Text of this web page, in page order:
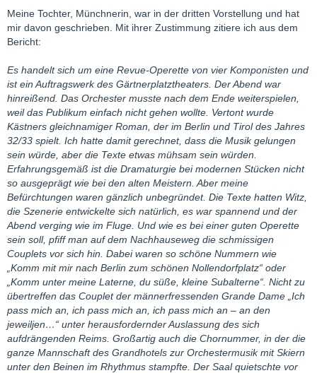
Meine Tochter, Münchnerin, war in der dritten Vorstellung und hat
mir davon geschrieben. Mit ihrer Zustimmung zitiere ich aus dem
Bericht:
Es handelt sich um eine Revue-Operette von vier Komponisten und
ist ein Auftragswerk des Gärtnerplatztheaters. Der Abend war
hinreißend. Das Orchester musste nach dem Ende weiterspielen,
weil das Publikum einfach nicht gehen wollte. Vertont wurde
Kästners gleichnamiger Roman, der im Berlin und Tirol des Jahres
32/33 spielt. Ich hatte damit gerechnet, dass die Musik gelungen
sein würde, aber die Texte etwas mühsam sein würden.
Erfahrungsgemäß ist die Dramaturgie bei modernen Stücken nicht
so ausgeprägt wie bei den alten Meistern. Aber meine
Befürchtungen waren gänzlich unbegründet. Die Texte hatten Witz,
die Szenerie entwickelte sich natürlich, es war spannend und der
Abend verging wie im Fluge. Und wie es bei einer guten Operette
sein soll, pfiff man auf dem Nachhauseweg die schmissigen
Couplets vor sich hin. Dabei waren so schöne Nummern wie
„Komm mit mir nach Berlin zum schönen Nollendorfplatz“ oder
„Komm unter meine Laterne, du süße, kleine Subalterne“. Nicht zu
übertreffen das Couplet der männerfressenden Grande Dame „Ich
pass mich an, ich pass mich an, ich pass mich an – an den
jeweiljen…“ unter herausfordernder Auslassung des sich
aufdrängenden Reims. Großartig auch die Chornummer, in der die
ganze Mannschaft des Grandhotels zur Orchestermusik mit Skiern
unter den Beinen im Rhythmus stampfte. Der Saal quietschte vor